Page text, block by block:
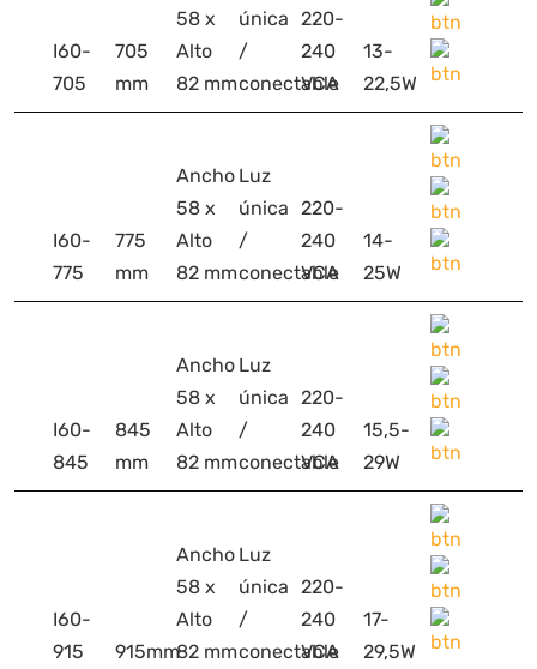
I60-
705
705
mm
58 x
Alto
82 mm
única
/
conectable
220-
240
VCA
13-
22,5W
I60-
775
775
mm
Ancho
58 x
Alto
82 mm
Luz
única
/
conectable
220-
240
VCA
14-
25W
I60-
845
845
mm
Ancho
58 x
Alto
82 mm
Luz
única
/
conectable
220-
240
VCA
15,5-
29W
I60-
915
915mm
Ancho
58 x
Alto
82 mm
Luz
única
/
conectable
220-
240
VCA
17-
29,5W